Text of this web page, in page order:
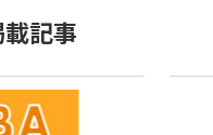
記事